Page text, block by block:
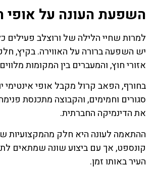
השפעת העונה על אופי
למרות שחיי הלילה של ורוצלב פעילים
יש השפעה ברורה על האווירה. בקיץ,
אזורי חוץ, והמעברים בין המקומות
בחורף, הפאב קרול מקבל אופי אינטימי
סגורים וחמימים, והקבוצה מתכנסת
את הדינמיקה החברתית.
ההתאמה לעונה היא חלק מהמקצועיות
קונספט, אך עם ביצוע שונה שמתאים
העיר באותו זמן.